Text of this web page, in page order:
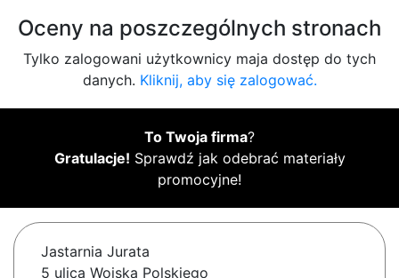
Oceny na poszczególnych stronach
Tylko zalogowani użytkownicy maja dostęp do tych
danych. Kliknij, aby się zalogować.
To Twoja firma?
Gratulacje! Sprawdź jak odebrać materiały
promocyjne!
Jastarnia Jurata
5 ulica Wojska Polskiego